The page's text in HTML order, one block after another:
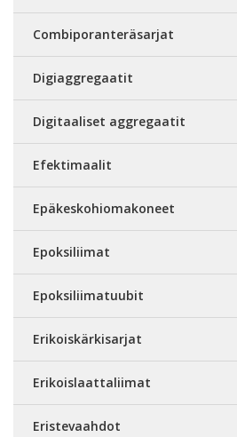
Combiporanteräsarjat
Digiaggregaatit
Digitaaliset aggregaatit
Efektimaalit
Epäkeskohiomakoneet
Epoksiliimat
Epoksiliimatuubit
Erikoiskärkisarjat
Erikoislaattaliimat
Eristevaahdot